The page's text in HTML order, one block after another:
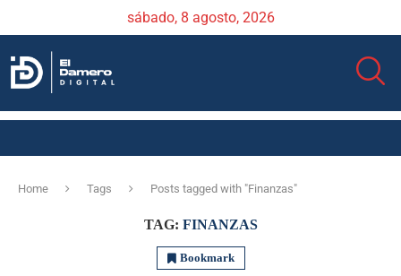
sábado, 8 agosto, 2026
Home Tags Posts tagged with "Finanzas"
TAG: FINANZAS
Bookmark